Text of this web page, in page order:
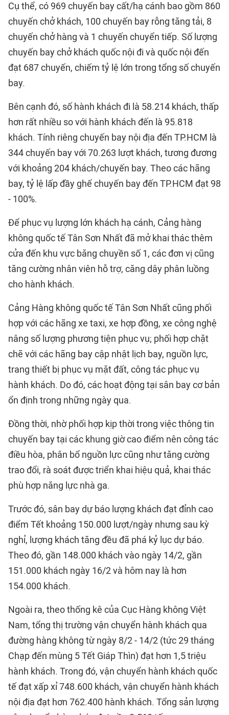
Cụ thể, có 969 chuyến bay cất/hạ cánh bao gồm 860
chuyến chở khách, 100 chuyến bay rỗng tăng tải, 8
chuyến chở hàng và 1 chuyến chuyển tiếp. Số lượng
chuyến bay chở khách quốc nội đi và quốc nội đến
đạt 687 chuyến, chiếm tỷ lệ lớn trong tổng số chuyến
bay.
Bên cạnh đó, số hành khách đi là 58.214 khách, thấp
hơn rất nhiều so với hành khách đến là 95.818
khách. Tính riêng chuyến bay nội địa đến TP.HCM là
344 chuyến bay với 70.263 lượt khách, tương đương
với khoảng 204 khách/chuyến bay. Theo các hãng
bay, tỷ lệ lấp đầy ghế chuyến bay đến TP.HCM đạt 98
- 100%.
Để phục vụ lượng lớn khách hạ cánh, Cảng hàng
không quốc tế Tân Sơn Nhất đã mở khai thác thêm
cửa đến khu vực băng chuyền số 1, các đơn vị cũng
tăng cường nhân viên hỗ trợ, căng dây phân luồng
cho hành khách.
Cảng Hàng không quốc tế Tân Sơn Nhất cũng phối
hợp với các hãng xe taxi, xe hợp đồng, xe công nghệ
nâng số lượng phương tiện phục vụ; phối hợp chặt
chẽ với các hãng bay cập nhật lịch bay, nguồn lực,
trang thiết bị phục vụ mặt đất, công tác phục vụ
hành khách. Do đó, các hoạt động tại sân bay cơ bản
ổn định trong những ngày qua.
Đồng thời, nhờ phối hợp kịp thời trong việc thông tin
chuyến bay tại các khung giờ cao điểm nên công tác
điều hòa, phân bổ nguồn lực cũng như tăng cường
trao đổi, rà soát được triển khai hiệu quả, khai thác
phù hợp năng lực nhà ga.
Trước đó, sân bay dự báo lượng khách đạt đỉnh cao
điểm Tết khoảng 150.000 lượt/ngày nhưng sau kỳ
nghỉ, lượng khách tăng đều đã phá kỷ lục dự báo.
Theo đó, gần 148.000 khách vào ngày 14/2, gần
151.000 khách ngày 16/2 và hôm nay là hơn
154.000 khách.
Ngoài ra, theo thống kê của Cục Hàng không Việt
Nam, tổng thị trường vận chuyển hành khách qua
đường hàng không từ ngày 8/2 - 14/2 (tức 29 tháng
Chạp đến mùng 5 Tết Giáp Thìn) đạt hơn 1,5 triệu
hành khách. Trong đó, vận chuyển hành khách quốc
tế đạt xấp xỉ 748.600 khách, vận chuyển hành khách
nội địa đạt hơn 762.400 hành khách. Tổng sản lượng